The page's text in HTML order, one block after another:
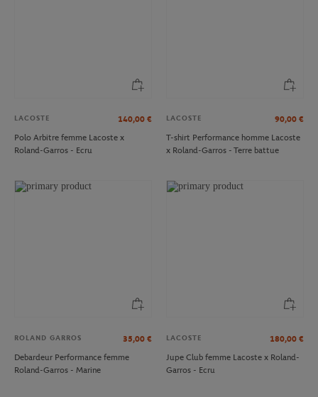
LACOSTE 140,00 €
Polo Arbitre femme Lacoste x
Roland-Garros - Ecru
LACOSTE 90,00 €
T-shirt Performance homme Lacoste
x Roland-Garros - Terre battue
ROLAND GARROS 35,00 €
Debardeur Performance femme
Roland-Garros - Marine
LACOSTE 180,00 €
Jupe Club femme Lacoste x Roland-
Garros - Ecru